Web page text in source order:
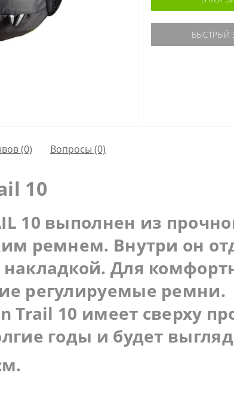
БЫСТРЫЙ
(0) Вопросы (0)
10
10 выполнен из
ремнем. Внутри он
Для
регулируемые ремни.
Trail 10 имеет сверху
годы и будет